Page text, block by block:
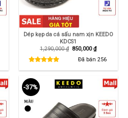
Dép kẹp da cá sấu nam xịn KEEDO
KDCS1
1,290,000₫ Giá
850,000₫Giá
hiện
tại
Đã bán256
-37%